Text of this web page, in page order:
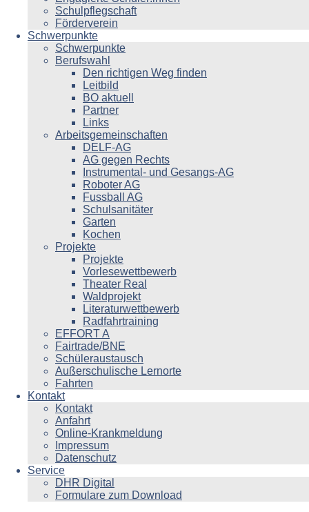
Schulpflegschaft
Förderverein
Schwerpunkte
Schwerpunkte
Berufswahl
Den richtigen Weg finden
Leitbild
BO aktuell
Partner
Links
Arbeitsgemeinschaften
DELF-AG
AG gegen Rechts
Instrumental- und Gesangs-AG
Roboter AG
Fussball AG
Schulsanitäter
Garten
Kochen
Projekte
Projekte
Vorlesewettbewerb
Theater Real
Waldprojekt
Literaturwettbewerb
Radfahrtraining
EFFORT A
Fairtrade/BNE
Schüleraustausch
Außerschulische Lernorte
Fahrten
Kontakt
Kontakt
Anfahrt
Online-Krankmeldung
Impressum
Datenschutz
Service
DHR Digital
Formulare zum Download